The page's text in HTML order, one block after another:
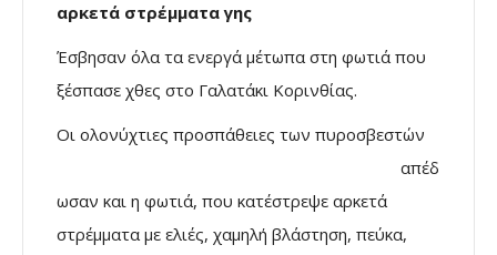
αρκετά στρέμματα γης
Έσβησαν όλα τα ενεργά μέτωπα στη φωτιά που
ξέσπασε χθες στο Γαλατάκι Κορινθίας.
Οι ολονύχτιες προσπάθειες των πυροσβεστών
απέδ
ωσαν και η φωτιά, που κατέστρεψε αρκετά
στρέμματα με ελιές, χαμηλή βλάστηση, πεύκα,